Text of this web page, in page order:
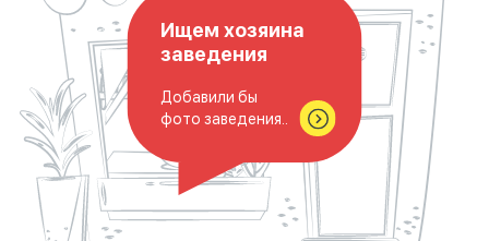
Ищем хозяина
заведения
Добавили бы
фото заведения..